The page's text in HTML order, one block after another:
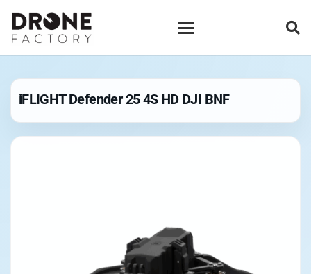
iFLIGHT Defender 25 4S HD DJI BNF